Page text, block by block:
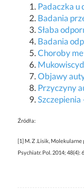
Padaczka u
Badania
Słaba
Badania
Choroby
Objawy
Przyczyny
Źródła:
[1] M. Z .Lisik, Molekularne
Psychiatr. Pol. 2014; 48(4):